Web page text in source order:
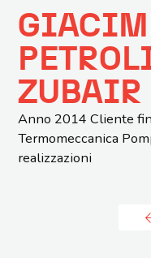
ZUBAIR
Anno 2014 Cliente
Termomeccanica
realizzazioni